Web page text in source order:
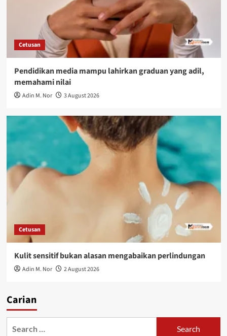
Cetusan
Pendidikan media mampu lahirkan graduan yang adil,
memahami nilai
Adin M. Nor 3 August 2026
Cetusan
Kulit sensitif bukan alasan mengabaikan perlindungan
Adin M. Nor 2 August 2026
Carian